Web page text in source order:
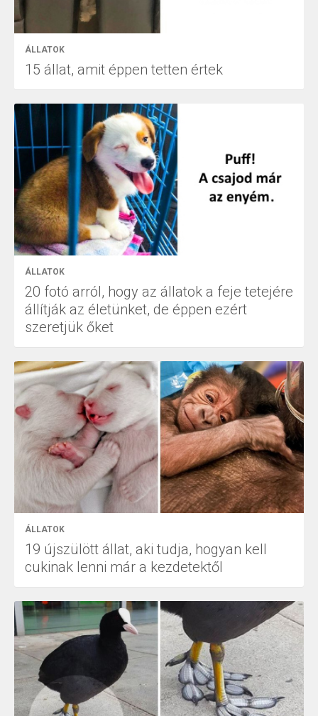
ÁLLATOK
15 állat, amit éppen tetten értek
ÁLLATOK
20 fotó arról, hogy az állatok a feje tetejére
állítják az életünket, de éppen ezért
szeretjük őket
ÁLLATOK
19 újszülött állat, aki tudja, hogyan kell
cukinak lenni már a kezdetektől